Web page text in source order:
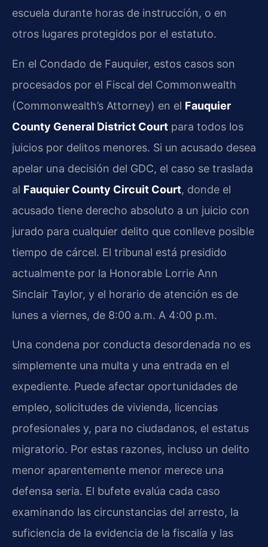
escuela durante horas de instrucción, o en
otros lugares protegidos por el estatuto.
En el Condado de Fauquier, estos casos son
procesados por el Fiscal del Commonwealth
(Commonwealth’s Attorney) en el Fauquier
County General District Court para todos los
juicios por delitos menores. Si un acusado desea
apelar una decisión del GDC, el caso se traslada
al Fauquier County Circuit Court, donde el
acusado tiene derecho absoluto a un juicio con
jurado para cualquier delito que conlleve posible
tiempo de cárcel. El tribunal está presidido
actualmente por la Honorable Lorrie Ann
Sinclair Taylor, y el horario de atención es de
lunes a viernes, de 8:00 a.m. A 4:00 p.m.
Una condena por conducta desordenada no es
simplemente una multa y una entrada en el
expediente. Puede afectar oportunidades de
empleo, solicitudes de vivienda, licencias
profesionales y, para no ciudadanos, el estatus
migratorio. Por estas razones, incluso un delito
menor aparentemente menor merece una
defensa seria. El bufete evalúa cada caso
examinando las circunstancias del arresto, la
suficiencia de la evidencia de la fiscalía y las